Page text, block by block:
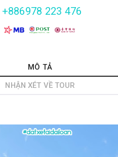
+886978 223 476
MÔ TẢ
NHẬN XÉT VỀ TOUR